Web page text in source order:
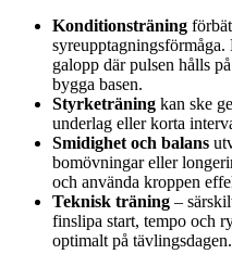
Konditionsträning
galopp där pulsen hålls
bygga basen.
Styrketräning kan ske
underlag eller korta
Smidighet och balans
bomövningar eller
och använda kroppen
Teknisk träning –
finslipa start, tempo och
optimalt på tävlingsdagen.